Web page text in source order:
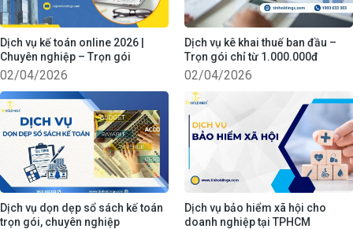
Dịch vụ kế toán online 2026 |
Chuyên nghiệp – Trọn gói
02/04/2026
Dịch vụ kê khai thuế ban đầu –
Trọn gói chỉ từ 1.000.000đ
02/04/2026
Dịch vụ dọn dẹp sổ sách kế toán
trọn gói, chuyên nghiệp
Dịch vụ bảo hiểm xã hội cho
doanh nghiệp tại TPHCM